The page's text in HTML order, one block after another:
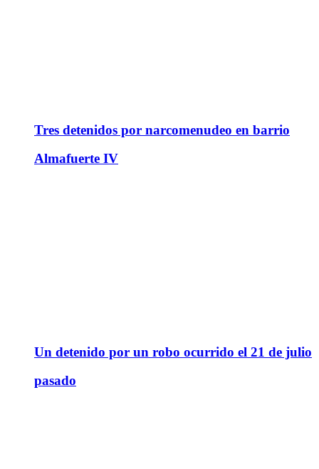
Tres detenidos por narcomenudeo en barrio
Almafuerte IV
Un detenido por un robo ocurrido el 21 de julio
pasado